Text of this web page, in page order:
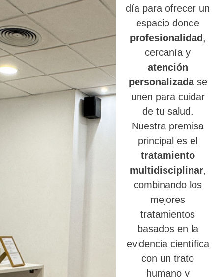
día para ofrecer un
espacio donde
profesionalidad ,
cercanía y
atención
personalizadase
unen para cuidar
de tu salud.
Nuestra premisa
principal es el
tratamiento
multidisciplinar,
combinando los
mejores
tratamientos
basados en la
evidencia científica
con un trato
humano y